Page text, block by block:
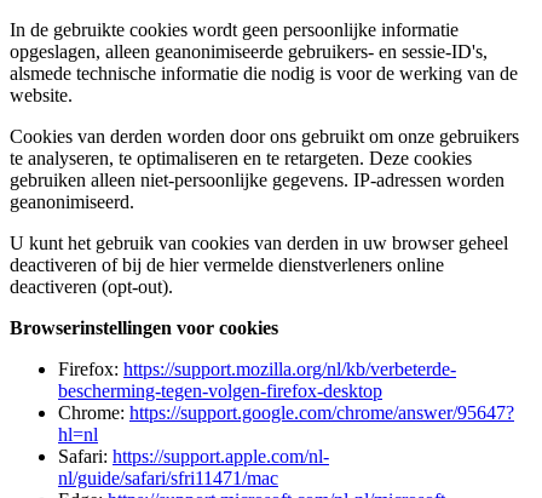
In de gebruikte cookies wordt geen persoonlijke informatie
opgeslagen, alleen geanonimiseerde gebruikers- en sessie-ID's,
alsmede technische informatie die nodig is voor de werking van de
website.
Cookies van derden worden door ons gebruikt om onze gebruikers
te analyseren, te optimaliseren en te retargeten. Deze cookies
gebruiken alleen niet-persoonlijke gegevens. IP-adressen worden
geanonimiseerd.
U kunt het gebruik van cookies van derden in uw browser geheel
deactiveren of bij de hier vermelde dienstverleners online
deactiveren (opt-out).
Browserinstellingen voor cookies
Firefox: https://support.mozilla.org/nl/kb/verbeterde-
bescherming-tegen-volgen-firefox-desktop
Chrome: https://support.google.com/chrome/answer/95647?
hl=nl
Safari: https://support.apple.com/nl-
nl/guide/safari/sfri11471/mac